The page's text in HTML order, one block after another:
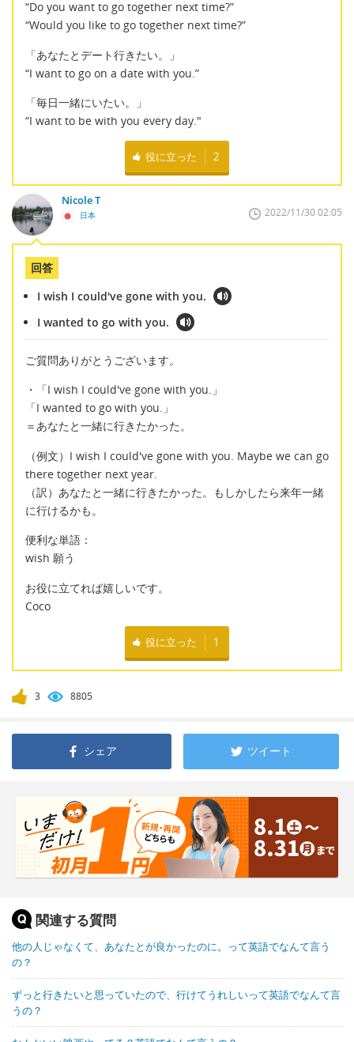
“Do you want to go together next time?”
“Would you like to go together next time?”
「あなたとデート行きたい。」
“I want to go on a date with you.”
「毎日一緒にいたい。」
“I want to be with you every day."
役に立った 2
Nicole T
日本 2022/11/30 02:05
回答
I wish I could've gone with you.
I wanted to go with you.
ご質問ありがとうございます。
・「I wish I could've gone with you.」
「I wanted to go with you.」
＝あなたと一緒に行きたかった。
（例文）I wish I could've gone with you. Maybe we can go
there together next year.
（訳）あなたと一緒に行きたかった。もしかしたら来年一緒
に行けるかも。
便利な単語：
wish 願う
お役に立てれば嬉しいです。
Coco
役に立った 1
3 8805
シェア ツイート
関連する質問
他の人じゃなくて、あなたとが良かったのに。って英語でなんて言う
の？
ずっと行きたいと思っていたので、行けてうれしいって英語でなんて言
うの？